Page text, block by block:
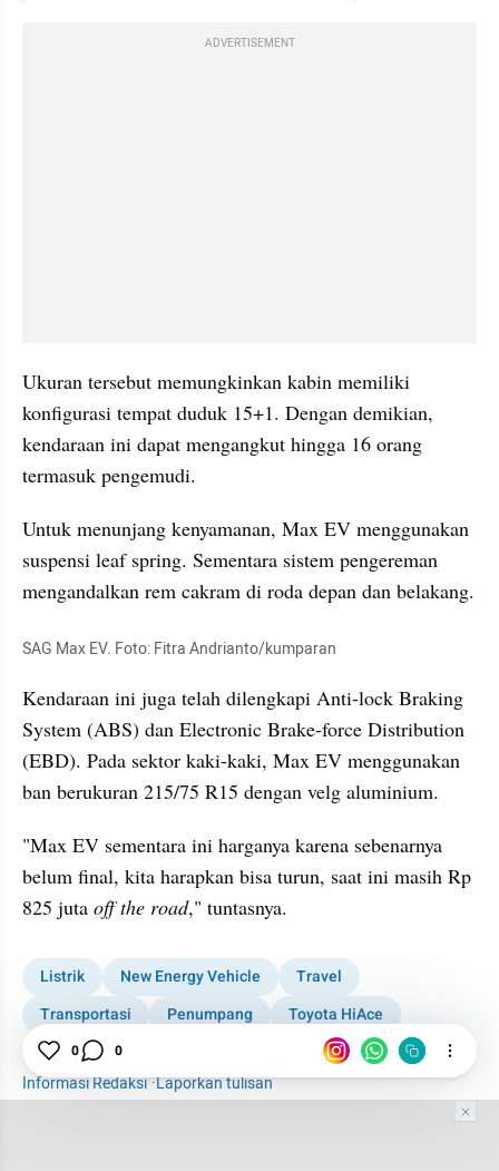
ADVERTISEMENT
Ukuran tersebut memungkinkan kabin memiliki
konfigurasi tempat duduk 15+1. Dengan demikian,
kendaraan ini dapat mengangkut hingga 16 orang
termasuk pengemudi.
Untuk menunjang kenyamanan, Max EV menggunakan
suspensi leaf spring. Sementara sistem pengereman
mengandalkan rem cakram di roda depan dan belakang.
SAG Max EV. Foto: Fitra Andrianto/kumparan
Kendaraan ini juga telah dilengkapi Anti-lock Braking
System (ABS) dan Electronic Brake-force Distribution
(EBD). Pada sektor kaki-kaki, Max EV menggunakan
ban berukuran 215/75 R15 dengan velg aluminium.
"Max EV sementara ini harganya karena sebenarnya
belum final, kita harapkan bisa turun, saat ini masih Rp
825 juta off the road," tuntasnya.
Listrik New Energy Vehicle
Travel
Transportasi
Penumpang
Toyota HiAce
Otomotif
Informasi Redaksi·Laporkan tulisan
0 0